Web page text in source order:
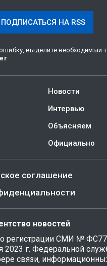
ПОДПИСАТЬСЯ НА RSS
выделите необходимый
Новости
Интервью
Объясняем
Официально
соглашение
новостей
о регистрации СМИ №
2023 г. Федеральной
связи,